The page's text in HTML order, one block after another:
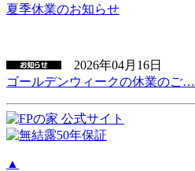
夏季休業のお知らせ
2026年04月16日
ゴールデンウィークの休業のご…
▲